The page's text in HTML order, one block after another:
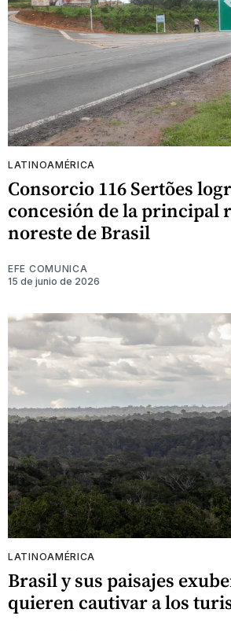
LATINOAMÉRICA
Consorcio 116 Sertões
concesión de la principal
noreste de Brasil
EFE COMUNICA
15 de junio de 2026
LATINOAMÉRICA
Brasil y sus paisajes
quieren cautivar a los